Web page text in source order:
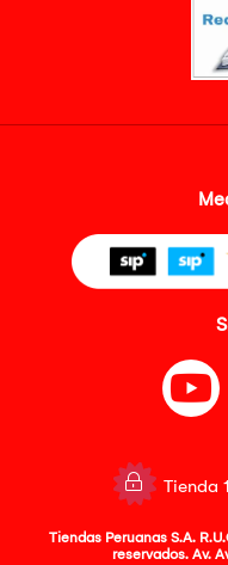
Tienda
Tiendas Peruanas S.A.
reservados. Av.